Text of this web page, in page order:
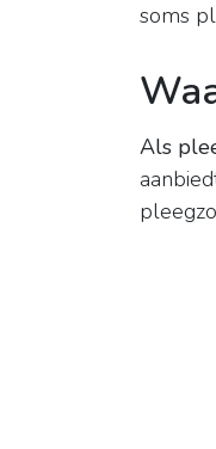
soms
Als